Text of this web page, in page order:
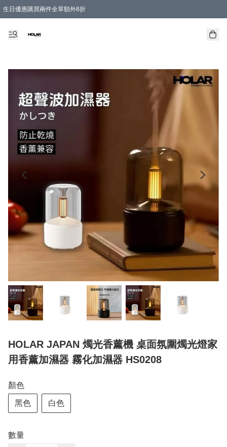
生日優惠購買兩件全單額外8折
HOLAR JAPAN 燭光香薰機 桌面氛圍燭光燈家
用香薰加濕器 霧化加濕器 HS0208
顏色
黑色 白色
數量